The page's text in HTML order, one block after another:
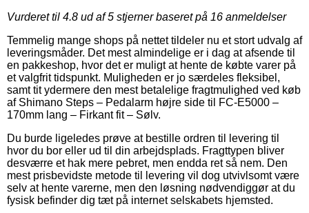
Vurderet til 4.8 ud af 5 stjerner baseret på 16 anmeldelser
Temmelig mange shops på nettet tildeler nu et stort udvalg af
leveringsmåder. Det mest almindelige er i dag at afsende til
en pakkeshop, hvor det er muligt at hente de købte varer på
et valgfrit tidspunkt. Muligheden er jo særdeles fleksibel,
samt tit ydermere den mest betalelige fragtmulighed ved køb
af Shimano Steps – Pedalarm højre side til FC-E5000 –
170mm lang – Firkant fit – Sølv.
Du burde ligeledes prøve at bestille ordren til levering til
hvor du bor eller ud til din arbejdsplads. Fragttypen bliver
desværre et hak mere pebret, men endda ret så nem. Den
mest prisbevidste metode til levering vil dog utvivlsomt være
selv at hente varerne, men den løsning nødvendiggør at du
fysisk befinder dig tæt på internet selskabets hjemsted.